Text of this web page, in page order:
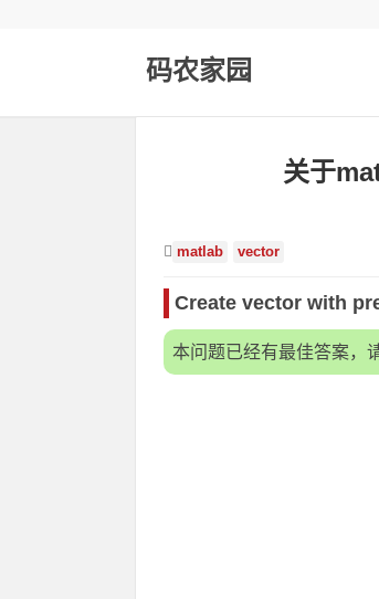
码农家园
关于
matlab vector
Create vector with
本问题已经有最佳答案，